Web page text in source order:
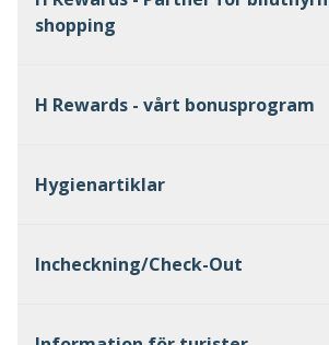
shopping
H Rewards - vårt bonusprogram
Hygienartiklar
Incheckning/Check-Out